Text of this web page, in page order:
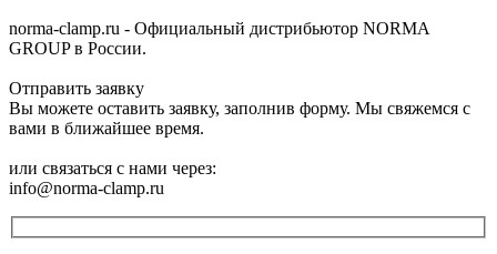
norma-clamp.ru - Официальный дистрибьютор NORMA
GROUP в России.
Отправить заявку
Вы можете оставить заявку, заполнив форму. Мы свяжемся с
вами в ближайшее время.
или связаться с нами через:
info@norma-clamp.ru